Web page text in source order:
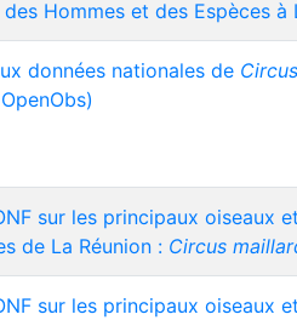
Hommes et des Espèces à
données nationales de
sur les principaux oiseaux
de La Réunion : Circus
sur les principaux oiseaux